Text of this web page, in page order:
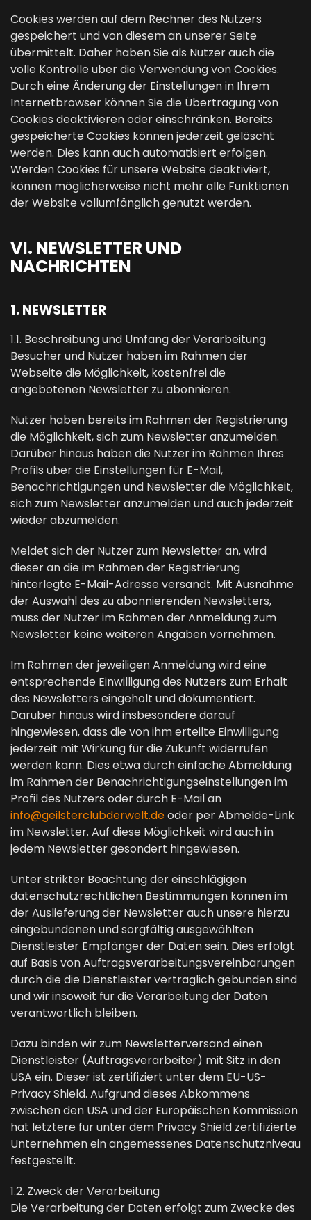
Cookies werden auf dem Rechner des Nutzers
gespeichert und von diesem an unserer Seite
übermittelt. Daher haben Sie als Nutzer auch die
volle Kontrolle über die Verwendung von Cookies.
Durch eine Änderung der Einstellungen in Ihrem
Internetbrowser können Sie die Übertragung von
Cookies deaktivieren oder einschränken. Bereits
gespeicherte Cookies können jederzeit gelöscht
werden. Dies kann auch automatisiert erfolgen.
Werden Cookies für unsere Website deaktiviert,
können möglicherweise nicht mehr alle Funktionen
der Website vollumfänglich genutzt werden.
VI. NEWSLETTER UND
NACHRICHTEN
1. NEWSLETTER
1.1. Beschreibung und Umfang der Verarbeitung
Besucher und Nutzer haben im Rahmen der
Webseite die Möglichkeit, kostenfrei die
angebotenen Newsletter zu abonnieren.
Nutzer haben bereits im Rahmen der Registrierung
die Möglichkeit, sich zum Newsletter anzumelden.
Darüber hinaus haben die Nutzer im Rahmen Ihres
Profils über die Einstellungen für E-Mail,
Benachrichtigungen und Newsletter die Möglichkeit,
sich zum Newsletter anzumelden und auch jederzeit
wieder abzumelden.
Meldet sich der Nutzer zum Newsletter an, wird
dieser an die im Rahmen der Registrierung
hinterlegte E-Mail-Adresse versandt. Mit Ausnahme
der Auswahl des zu abonnierenden Newsletters,
muss der Nutzer im Rahmen der Anmeldung zum
Newsletter keine weiteren Angaben vornehmen.
Im Rahmen der jeweiligen Anmeldung wird eine
entsprechende Einwilligung des Nutzers zum Erhalt
des Newsletters eingeholt und dokumentiert.
Darüber hinaus wird insbesondere darauf
hingewiesen, dass die von ihm erteilte Einwilligung
jederzeit mit Wirkung für die Zukunft widerrufen
werden kann. Dies etwa durch einfache Abmeldung
im Rahmen der Benachrichtigungseinstellungen im
Profil des Nutzers oder durch E-Mail an
info@geilsterclubderwelt.deoder per Abmelde-Link
im Newsletter. Auf diese Möglichkeit wird auch in
jedem Newsletter gesondert hingewiesen.
Unter strikter Beachtung der einschlägigen
datenschutzrechtlichen Bestimmungen können im
der Auslieferung der Newsletter auch unsere hierzu
eingebundenen und sorgfältig ausgewählten
Dienstleister Empfänger der Daten sein. Dies erfolgt
auf Basis von Auftragsverarbeitungsvereinbarungen
durch die die Dienstleister vertraglich gebunden sind
und wir insoweit für die Verarbeitung der Daten
verantwortlich bleiben.
Dazu binden wir zum Newsletterversand einen
Dienstleister (Auftragsverarbeiter) mit Sitz in den
USA ein. Dieser ist zertifiziert unter dem EU-US-
Privacy Shield. Aufgrund dieses Abkommens
zwischen den USA und der Europäischen Kommission
hat letztere für unter dem Privacy Shield zertifizierte
Unternehmen ein angemessenes Datenschutzniveau
festgestellt.
1.2. Zweck der Verarbeitung
Die Verarbeitung der Daten erfolgt zum Zwecke des